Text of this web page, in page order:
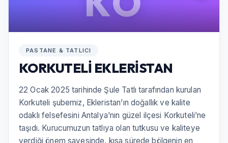
PASTANE & TATLICI
KORKUTELİ EKLERİSTAN
22 Ocak 2025 tarihinde Şule Tatlı tarafından kurulan
Korkuteli şubemiz, Ekleristan’ın doğallık ve kalite
odaklı felsefesini Antalya’nın güzel ilçesi Korkuteli’ne
taşıdı. Kurucumuzun tatlıya olan tutkusu ve kaliteye
verdiği önem sayesinde, kısa sürede bölgenin en